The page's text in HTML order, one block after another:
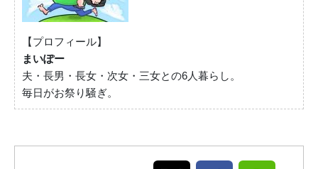
【プロフィール】
まいぽー
夫・長男・長女・次女・三女との6人暮らし。
毎日がお祭り騒ぎ。